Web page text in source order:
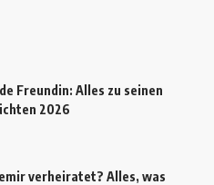
Freundin: Alles zu seinen
2026
verheiratet? Alles, was